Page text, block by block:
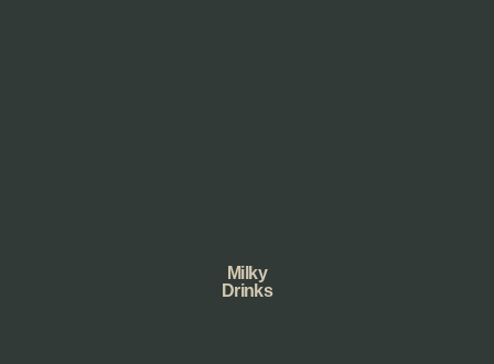
Milky
Drinks